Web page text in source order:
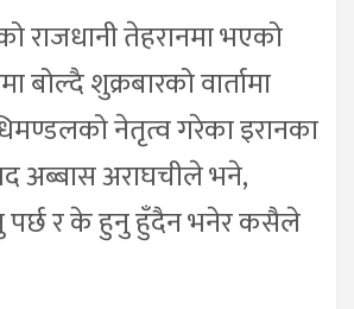
राजधानी तेहरानमा भएको
बोल्दै शुक्रबारको वार्तामा
नेतृत्व गरेका इरानका
अब्बास अराघचीले भने,
पर्छ र के हुनु हुँदैन भनेर कसैले